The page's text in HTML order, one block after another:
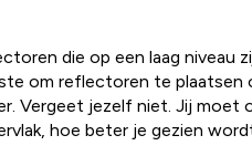
die op een laag niveau
om reflectoren te plaatsen
Vergeet jezelf niet. Jij moet
hoe beter je gezien